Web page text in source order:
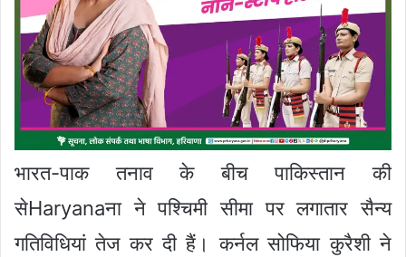
भारत-पाक तनाव के बीच पाकिस्तान की
सेHaryanaना ने पश्चिमी सीमा पर लगातार सैन्य
गतिविधियां तेज कर दी हैं। कर्नल सोफिया कुरैशी ने